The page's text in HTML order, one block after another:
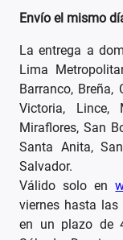
Envío el mismo
La entrega a
Lima
Barranco,
Victoria, Lince,
Miraflores, San
Santa Anita,
Salvador.
Válido solo en
viernes hasta
en un plazo de